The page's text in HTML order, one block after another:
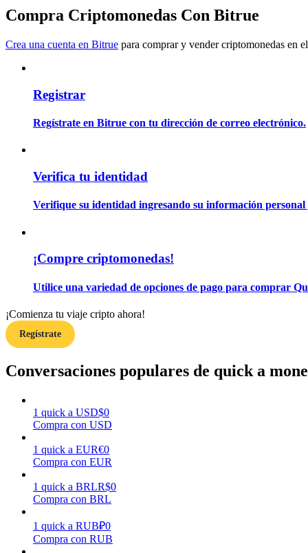
Conviértete en un Trader de Copia
Información
Análisis de big data que incluye información comercial, etc.
Guía
Estrategias comerciales
Aprenda cómo mantenerse rentable
Compra Criptomonedas Con Bitrue
Crea una cuenta en Bitrue para comprar y vender criptomonedas en
Registrar
Regístrate en Bitrue con tu dirección de correo electrónico.
Verifica tu identidad
Verifique su identidad ingresando su información
¡Compre criptomonedas!
Utilice una variedad de opciones de pago para comprar
¡Comienza tu viaje cripto ahora!
Regístrate
Conversaciones populares de quick a
1 quick a USD$0
Compra con USD
1 quick a EUR€0
Compra con EUR
1 quick a BRLR$0
Compra con BRL
1 quick a RUB₽0
Compra con RUB